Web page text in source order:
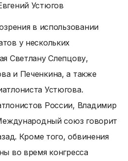
Устюгов
в использовании
у нескольких
Светлану Слепцову,
и Печенкина, а также
Устюгова.
России, Владимир
союз говорит
Кроме того, обвинения
во время конгресса